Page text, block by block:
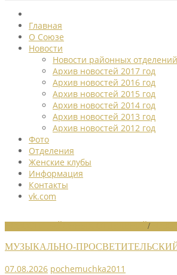
Главная
О Союзе
Новости
Новости районных отделений
Архив новостей 2017 год
Архив новостей 2016 год
Архив новостей 2015 год
Архив новостей 2014 год
Архив новостей 2013 год
Архив новостей 2012 год
Фото
Отделения
Женские клубы
Информация
Контакты
vk.com
/
МУЗЫКАЛЬНО-
07.08.2026 pochemuchka2011